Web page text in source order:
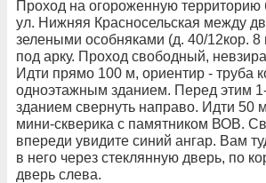
Проход на огороженную территорию
ул. Нижняя Красносельская между
зелеными особняками (д. 40/12кор. 8
под арку. Проход свободный,
Идти прямо 100 м, ориентир - труба
одноэтажным зданием. Перед этим
зданием свернуть направо. Идти 50
мини-скверика с памятником ВОВ.
впереди увидите синий ангар. Вам
в него через стеклянную дверь, по
дверь слева.